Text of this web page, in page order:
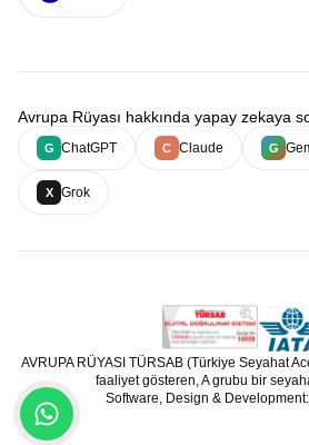
Avrupa Rüyası hakkında yapay zekaya
G ChatGPT C Claude G
X Grok
AVRUPA RÜYASI TÜRSAB (Türkiye Seyahat
faaliyet gösteren, A grubu bir
Software, Design &